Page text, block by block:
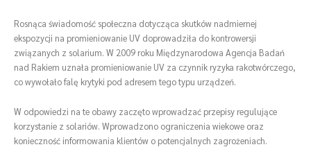
Rosnąca świadomość społeczna dotycząca skutków nadmiernej
ekspozycji na promieniowanie UV doprowadziła do kontrowersji
związanych z solarium. W 2009 roku Międzynarodowa Agencja Badań
nad Rakiem uznała promieniowanie UV za czynnik ryzyka rakotwórczego,
co wywołało falę krytyki pod adresem tego typu urządzeń.
W odpowiedzi na te obawy zaczęto wprowadzać przepisy regulujące
korzystanie z solariów. Wprowadzono ograniczenia wiekowe oraz
konieczność informowania klientów o potencjalnych zagrożeniach.